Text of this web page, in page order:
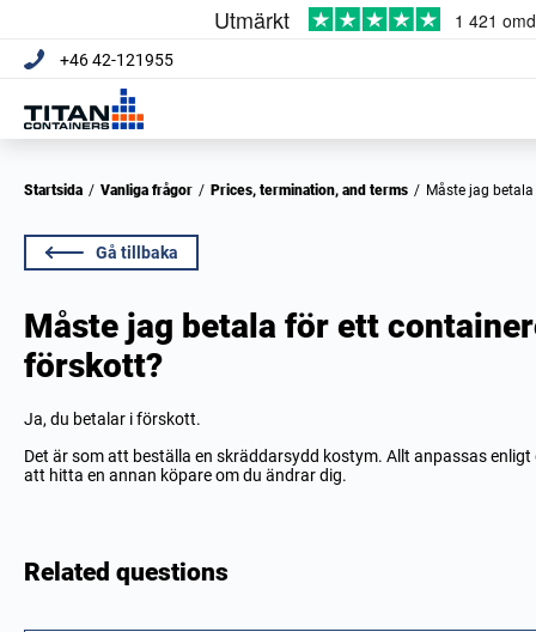
+46 42-121955
Startsida / Vanliga frågor / Prices, termination, and terms / Måste jag
Gå tillbaka
Måste jag betala för ett
förskott?
Ja, du betalar i förskott.
Det är som att beställa en skräddarsydd kostym. Allt anpassas
att hitta en annan köpare om du ändrar dig.
Related questions